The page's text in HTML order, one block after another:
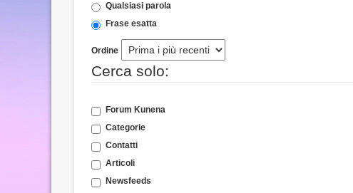
Qualsiasi parola
Frase esatta
Ordine
Cerca solo:
Forum Kunena
Categorie
Contatti
Articoli
Newsfeeds